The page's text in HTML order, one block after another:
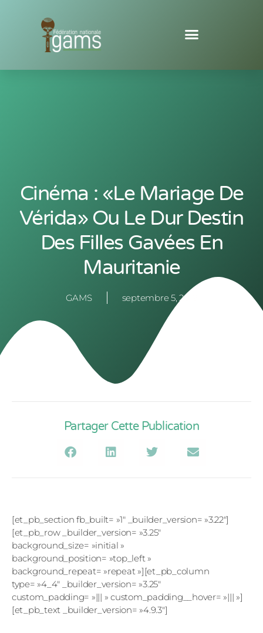
Cinéma : «le Mariage De
Vérida» Ou Le Dur Destin
Des Filles Gavées En
Mauritanie
GAMS septembre 5, 2019
Partager Cette Publication
[et_pb_section fb_built= »1″ _builder_version= »3.22″]
[et_pb_row _builder_version= »3.25″
background_size= »initial »
background_position= »top_left »
background_repeat= »repeat »][et_pb_column
type= »4_4″ _builder_version= »3.25″
custom_padding= »||| » custom_padding__hover= »||| »]
[et_pb_text _builder_version= »4.9.3″]